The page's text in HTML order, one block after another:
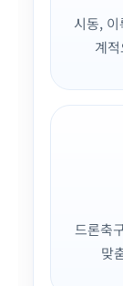
시동,
계
드론축
맞